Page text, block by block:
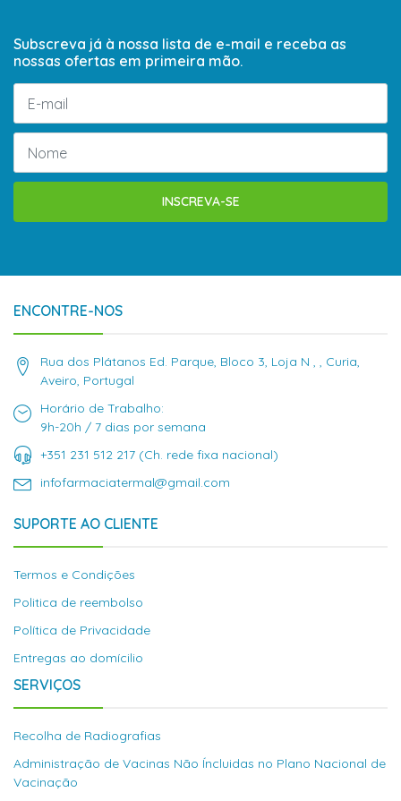
Subscreva já à nossa lista de e-mail e receba as
nossas ofertas em primeira mão.
INSCREVA-SE
ENCONTRE-NOS
Rua dos Plátanos Ed. Parque, Bloco 3, Loja N , , Curia,
Aveiro, Portugal
Horário de Trabalho:
9h-20h / 7 dias por semana
+351 231 512 217 (Ch. rede fixa nacional)
infofarmaciatermal@gmail.com
SUPORTE AO CLIENTE
Termos e Condições
Politica de reembolso
Política de Privacidade
Entregas ao domícilio
SERVIÇOS
Recolha de Radiografias
Administração de Vacinas Não Íncluidas no Plano Nacional de
Vacinação